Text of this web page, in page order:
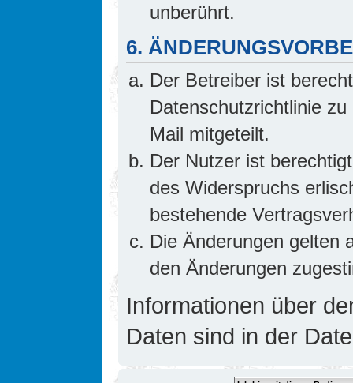
unberührt.
6.
Der Betreiber ist
Datenschutzrichtlinie
Mail mitgeteilt.
Der Nutzer ist
des Widerspruchs
bestehende
Die Änderungen gelten
den Änderungen
Informationen über
Daten sind in der